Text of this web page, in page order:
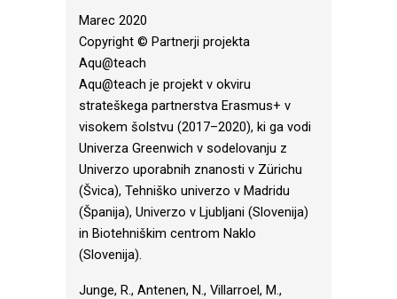
Marec 2020
Copyright © Partnerji projekta
Aqu@teach
Aqu@teach je projekt v okviru
strateškega partnerstva Erasmus+ v
visokem šolstvu (2017–2020), ki ga vodi
Univerza Greenwich v sodelovanju z
Univerzo uporabnih znanosti v Zürichu
(Švica), Tehniško univerzo v Madridu
(Španija), Univerzo v Ljubljani (Slovenija)
in Biotehniškim centrom Naklo
(Slovenija).
Junge, R., Antenen, N., Villarroel, M.,